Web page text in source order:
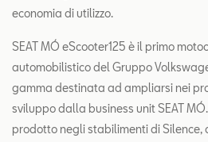
economia di utilizzo.
SEAT MÓ eScooter125 è il primo
automobilistico del Gruppo
gamma destinata ad ampliarsi nei
sviluppo dalla business unit SEAT MÓ.
prodotto negli stabilimenti di Silence,